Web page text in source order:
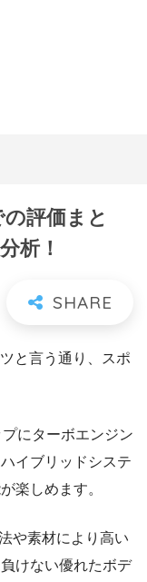
評価まと
析！
と言う通り、スポ
にターボエンジン
イブリッドシステ
楽しめます。
や素材により高い
けない優れたボデ